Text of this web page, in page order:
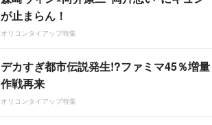
が止まらん！
オリコンタイアップ特集
デカすぎ都市伝説発生!?ファミマ45％増量
作戦再来
オリコンタイアップ特集